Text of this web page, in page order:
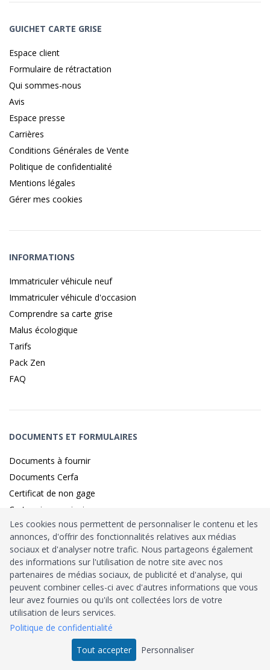
GUICHET CARTE GRISE
Espace client
Formulaire de rétractation
Qui sommes-nous
Avis
Espace presse
Carrières
Conditions Générales de Vente
Politique de confidentialité
Mentions légales
Gérer mes cookies
INFORMATIONS
Immatriculer véhicule neuf
Immatriculer véhicule d'occasion
Comprendre sa carte grise
Malus écologique
Tarifs
Pack Zen
FAQ
DOCUMENTS ET FORMULAIRES
Documents à fournir
Documents Cerfa
Certificat de non gage
Carte grise provisoire
Identité sécurisé parFranceConnect
HabilitationMinistère de l’Intérieur: n°212900
Agrément Trésor Public
Tous droits réservés © 2026
Les cookies nous permettent de personnaliser le contenu et les
annonces, d'offrir des fonctionnalités relatives aux médias
sociaux et d'analyser notre trafic. Nous partageons également
des informations sur l'utilisation de notre site avec nos
partenaires de médias sociaux, de publicité et d'analyse, qui
peuvent combiner celles-ci avec d'autres informations que vous
leur avez fournies ou qu'ils ont collectées lors de votre
utilisation de leurs services.
Politique de confidentialité
Tout accepter
Personnaliser